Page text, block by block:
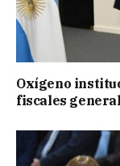
Oxígeno
fiscales